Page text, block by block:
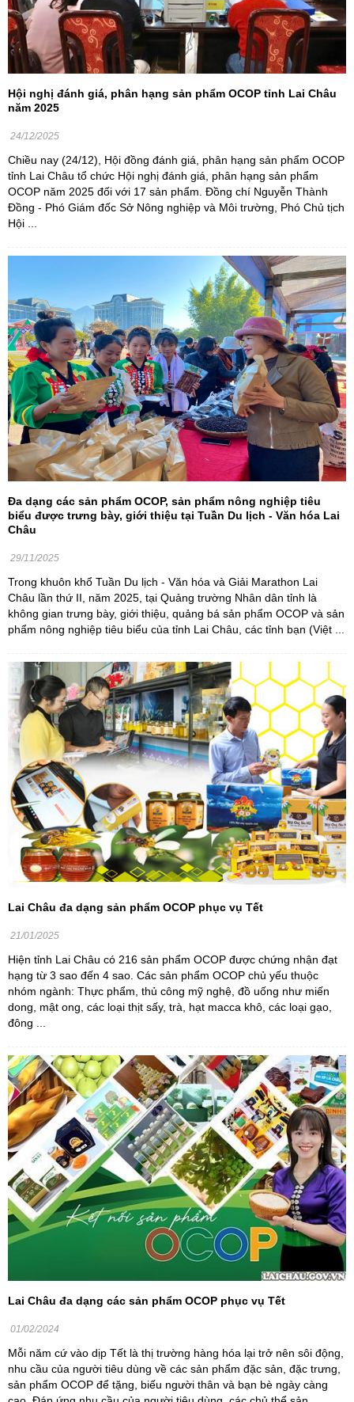
Hội nghị đánh giá, phân hạng sản phẩm OCOP tỉnh Lai Châu
năm 2025
24/12/2025
Chiều nay (24/12), Hội đồng đánh giá, phân hạng sản phẩm OCOP
tỉnh Lai Châu tổ chức Hội nghị đánh giá, phân hạng sản phẩm
OCOP năm 2025 đối với 17 sản phẩm. Đồng chí Nguyễn Thành
Đồng - Phó Giám đốc Sở Nông nghiệp và Môi trường, Phó Chủ tịch
Hội ...
Đa dạng các sản phẩm OCOP, sản phẩm nông nghiệp tiêu
biểu được trưng bày, giới thiệu tại Tuần Du lịch - Văn hóa Lai
Châu
29/11/2025
Trong khuôn khổ Tuần Du lịch - Văn hóa và Giải Marathon Lai
Châu lần thứ II, năm 2025, tại Quảng trường Nhân dân tỉnh là
không gian trưng bày, giới thiệu, quảng bá sản phẩm OCOP và sản
phẩm nông nghiệp tiêu biểu của tỉnh Lai Châu, các tỉnh bạn (Việt ...
Lai Châu đa dạng sản phẩm OCOP phục vụ Tết
21/01/2025
Hiện tỉnh Lai Châu có 216 sản phẩm OCOP được chứng nhận đạt
hạng từ 3 sao đến 4 sao. Các sản phẩm OCOP chủ yếu thuộc
nhóm ngành: Thực phẩm, thủ công mỹ nghệ, đồ uống như miến
dong, mật ong, các loại thịt sấy, trà, hạt macca khô, các loại gạo,
đông ...
Lai Châu đa dạng các sản phẩm OCOP phục vụ Tết
01/02/2024
Mỗi năm cứ vào dịp Tết là thị trường hàng hóa lại trở nên sôi động,
nhu cầu của người tiêu dùng về các sản phẩm đặc sản, đặc trưng,
sản phẩm OCOP để tặng, biếu người thân và bạn bè ngày càng